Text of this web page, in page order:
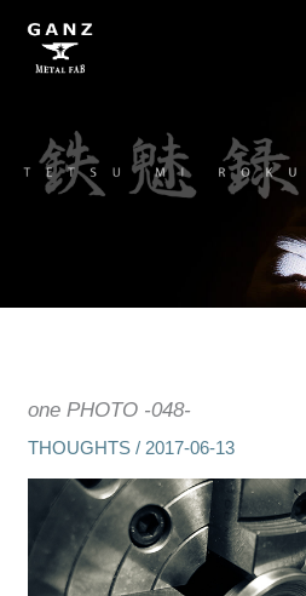
one PHOTO -048-
THOUGHTS / 2017-06-13